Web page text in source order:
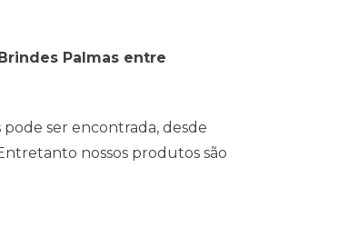
Palmas entre
ser encontrada, desde
nossos produtos são